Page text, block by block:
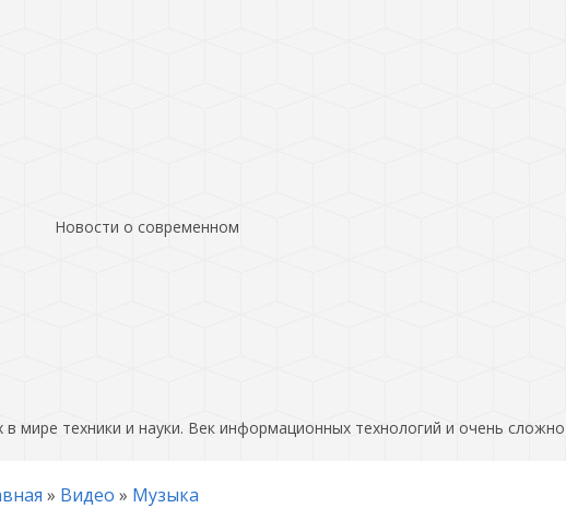
Новости о современном
мире техники и науки. Век информационных технологий и очень
» Видео » Музыка